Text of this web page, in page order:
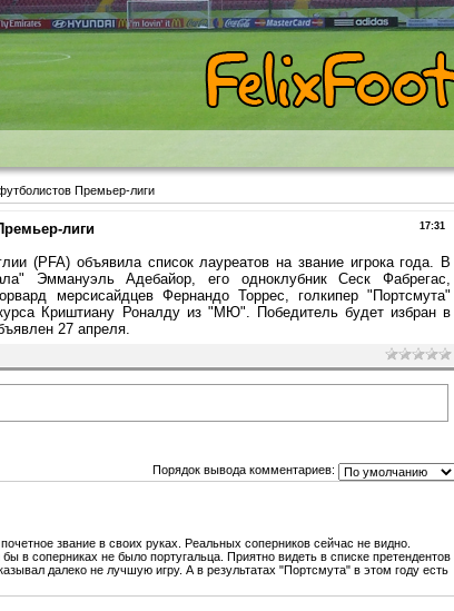
Премьер-лиги
17:31
лиги
(PFA) объявила список лауреатов на звание игрока года. В
Эммануэль Адебайор, его одноклубник Сеск Фабрегас,
мерсисайдцев Фернандо Торрес, голкипер "Портсмута"
Криштиану Роналду из "МЮ". Победитель будет избран в
27 апреля.
Порядок вывода комментариев:
звание в своих руках. Реальных соперников сейчас не видно.
в соперниках не было португальца. Приятно видеть в списке претендентов
далеко не лучшую игру. А в результатах "Портсмута" в этом году есть